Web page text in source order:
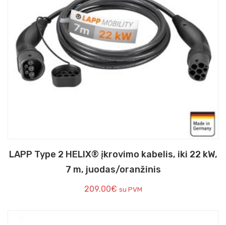
LAPP Type 2 HELIX® įkrovimo kabelis, iki 22 kW,
7 m, juodas/oranžinis
209.00€ su PVM